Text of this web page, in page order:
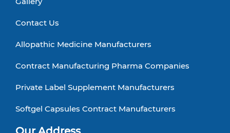
Contact Us
Allopathic Medicine Manufacturers
Contract Manufacturing Pharma Companies
Private Label Supplement Manufacturers
Softgel Capsules Contract Manufacturers